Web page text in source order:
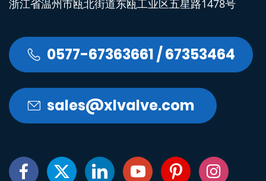
浙江省温州市瓯北街道东瓯工业区五星路1478号
 0577-67363661 / 67353464
 sales@xlvalve.com
     